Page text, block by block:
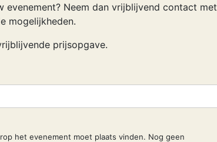
evenement? Neem dan vrijblijvend contact met
mogelijkheden.
prijsopgave.
het evenement moet plaats vinden. Nog geen